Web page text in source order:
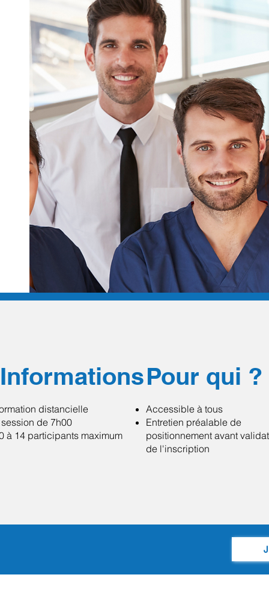
Informations
distancielle
de 7h00
à 14 participants maximum
Pour qui ?
Accessible à tous
Entretien préalable de
positionnement avant
de l'inscription